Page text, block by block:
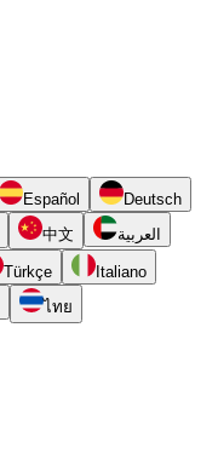
Español
Deutsch
中文 العربية
Türkçe
Italiano
ไทย